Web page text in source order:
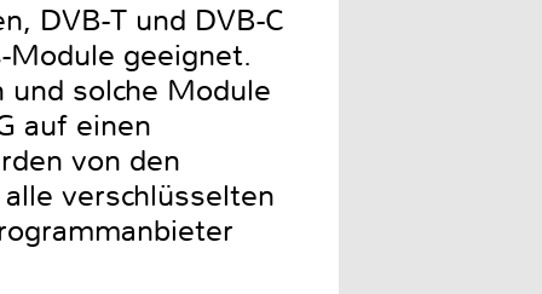
DVB-T und DVB-C
Module geeignet.
solche Module
auf einen
von den
verschlüsselten